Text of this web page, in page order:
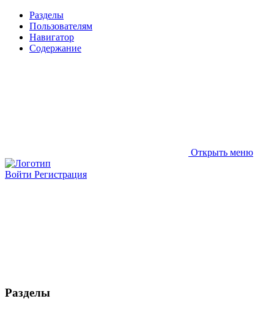
Разделы
Пользователям
Навигатор
Содержание
Открыть меню
Войти Регистрация
Разделы